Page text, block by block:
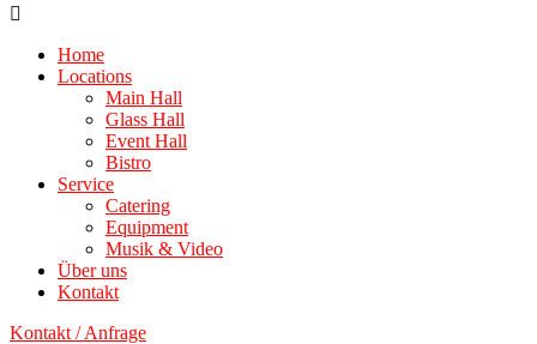
Home
Locations
Main Hall
Glass Hall
Event Hall
Bistro
Service
Catering
Equipment
Musik & Video
Über uns
Kontakt
Kontakt / Anfrage